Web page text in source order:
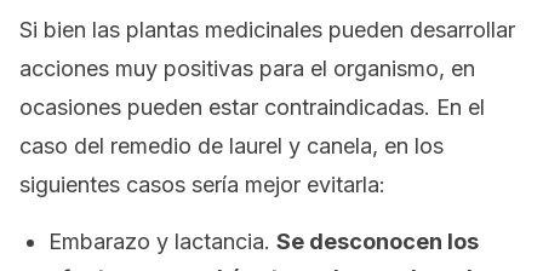
Si bien las plantas medicinales pueden desarrollar
acciones muy positivas para el organismo, en
ocasiones pueden estar contraindicadas. En el
caso del remedio de laurel y canela, en los
siguientes casos sería mejor evitarla:
Embarazo y lactancia. Se desconocen los